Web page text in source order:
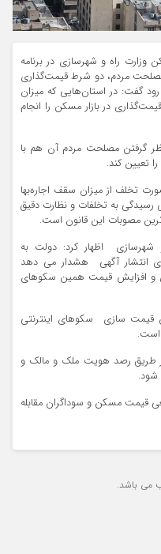
وزارت راه و شهرسازی در برنامه
و مصلحت مردم، دو شرط قیمت‌گذاری
گفت: در استان‌هایی که میزان
است دولت قیمت‌گذاری در بازار مسکن را انجام
گرفتن مصلحت مردم آن هم با
تعیین کند.
تخلف از میزان سقف اجاره‌بها
به تخلفات و نظارت دقیق
مصوبات این قانون است.
شهرسازی اظهار کرد: دولت به
انتشار آگهی هشدار می دهد
و افزایش قیمت همین سکوهای
قیمت سازی سکوهای اینترنتی
است.
از طریق رصد هویت ملک و مالک و
شود.
قیمت مسکن و سوداگران مقابله
می باشد.